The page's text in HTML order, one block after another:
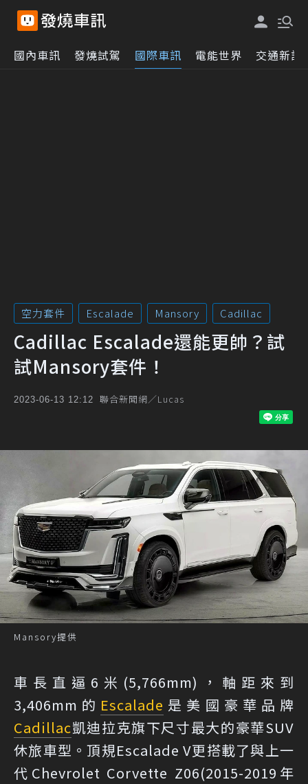
國內車訊 發燒試駕 國際車訊 電能世界 交通新訊
空力套件 Escalade Mansory Cadillac
Cadillac Escalade還能更帥？試
試Mansory套件！
2023-06-13 12:12 聯合新聞網／Lucas
Mansory提供
車長直逼6米(5,766mm)，軸距來到
3,406mm的 Escalade 是美國豪華品牌
Cadillac凱迪拉克旗下尺寸最大的豪華SUV
休旅車型。頂規Escalade V更搭載了與上一
代Chevrolet Corvette Z06(2015-2019年